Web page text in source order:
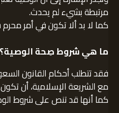
مرتبطة بشيء لم يحدث.
كما لا بد ألا تكون في أمر
ما هي شروط صِحة الوصية؟
فقد تتطلب أحكام القانون
مع الشريعة الإسلامية، أن تكون
كما أنها قد تنص على شروط